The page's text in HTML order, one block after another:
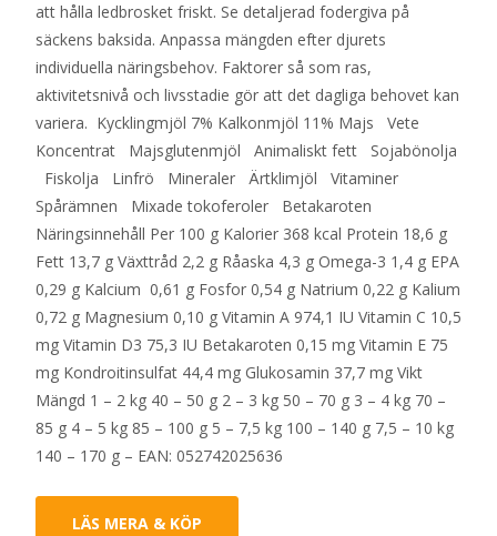
att hålla ledbrosket friskt. Se detaljerad fodergiva på
säckens baksida. Anpassa mängden efter djurets
individuella näringsbehov. Faktorer så som ras,
aktivitetsnivå och livsstadie gör att det dagliga behovet kan
variera. Kycklingmjöl 7% Kalkonmjöl 11% Majs Vete
Koncentrat Majsglutenmjöl Animaliskt fett Sojabönolja
Fiskolja Linfrö Mineraler Ärtklimjöl Vitaminer
Spårämnen Mixade tokoferoler Betakaroten
Näringsinnehåll Per 100 g Kalorier 368 kcal Protein 18,6 g
Fett 13,7 g Växttråd 2,2 g Råaska 4,3 g Omega-3 1,4 g EPA
0,29 g Kalcium 0,61 g Fosfor 0,54 g Natrium 0,22 g Kalium
0,72 g Magnesium 0,10 g Vitamin A 974,1 IU Vitamin C 10,5
mg Vitamin D3 75,3 IU Betakaroten 0,15 mg Vitamin E 75
mg Kondroitinsulfat 44,4 mg Glukosamin 37,7 mg Vikt
Mängd 1 – 2 kg 40 – 50 g 2 – 3 kg 50 – 70 g 3 – 4 kg 70 –
85 g 4 – 5 kg 85 – 100 g 5 – 7,5 kg 100 – 140 g 7,5 – 10 kg
140 – 170 g – EAN: 052742025636
LÄS MERA & KÖP